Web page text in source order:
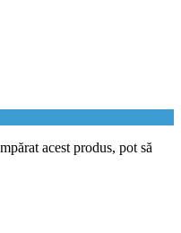
acest produs, pot să